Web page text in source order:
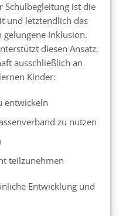
Schulbegleitung ist die
und letztendlich das
gelungene Inklusion.
diesen Ansatz.
ausschließlich an
Kinder:
entwickeln
zu nutzen
teilzunehmen
Entwicklung und